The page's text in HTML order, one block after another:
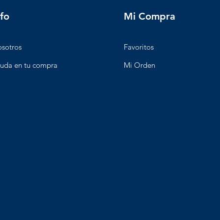
en tu compra
Mi Compra
Favoritos
Mi Orden